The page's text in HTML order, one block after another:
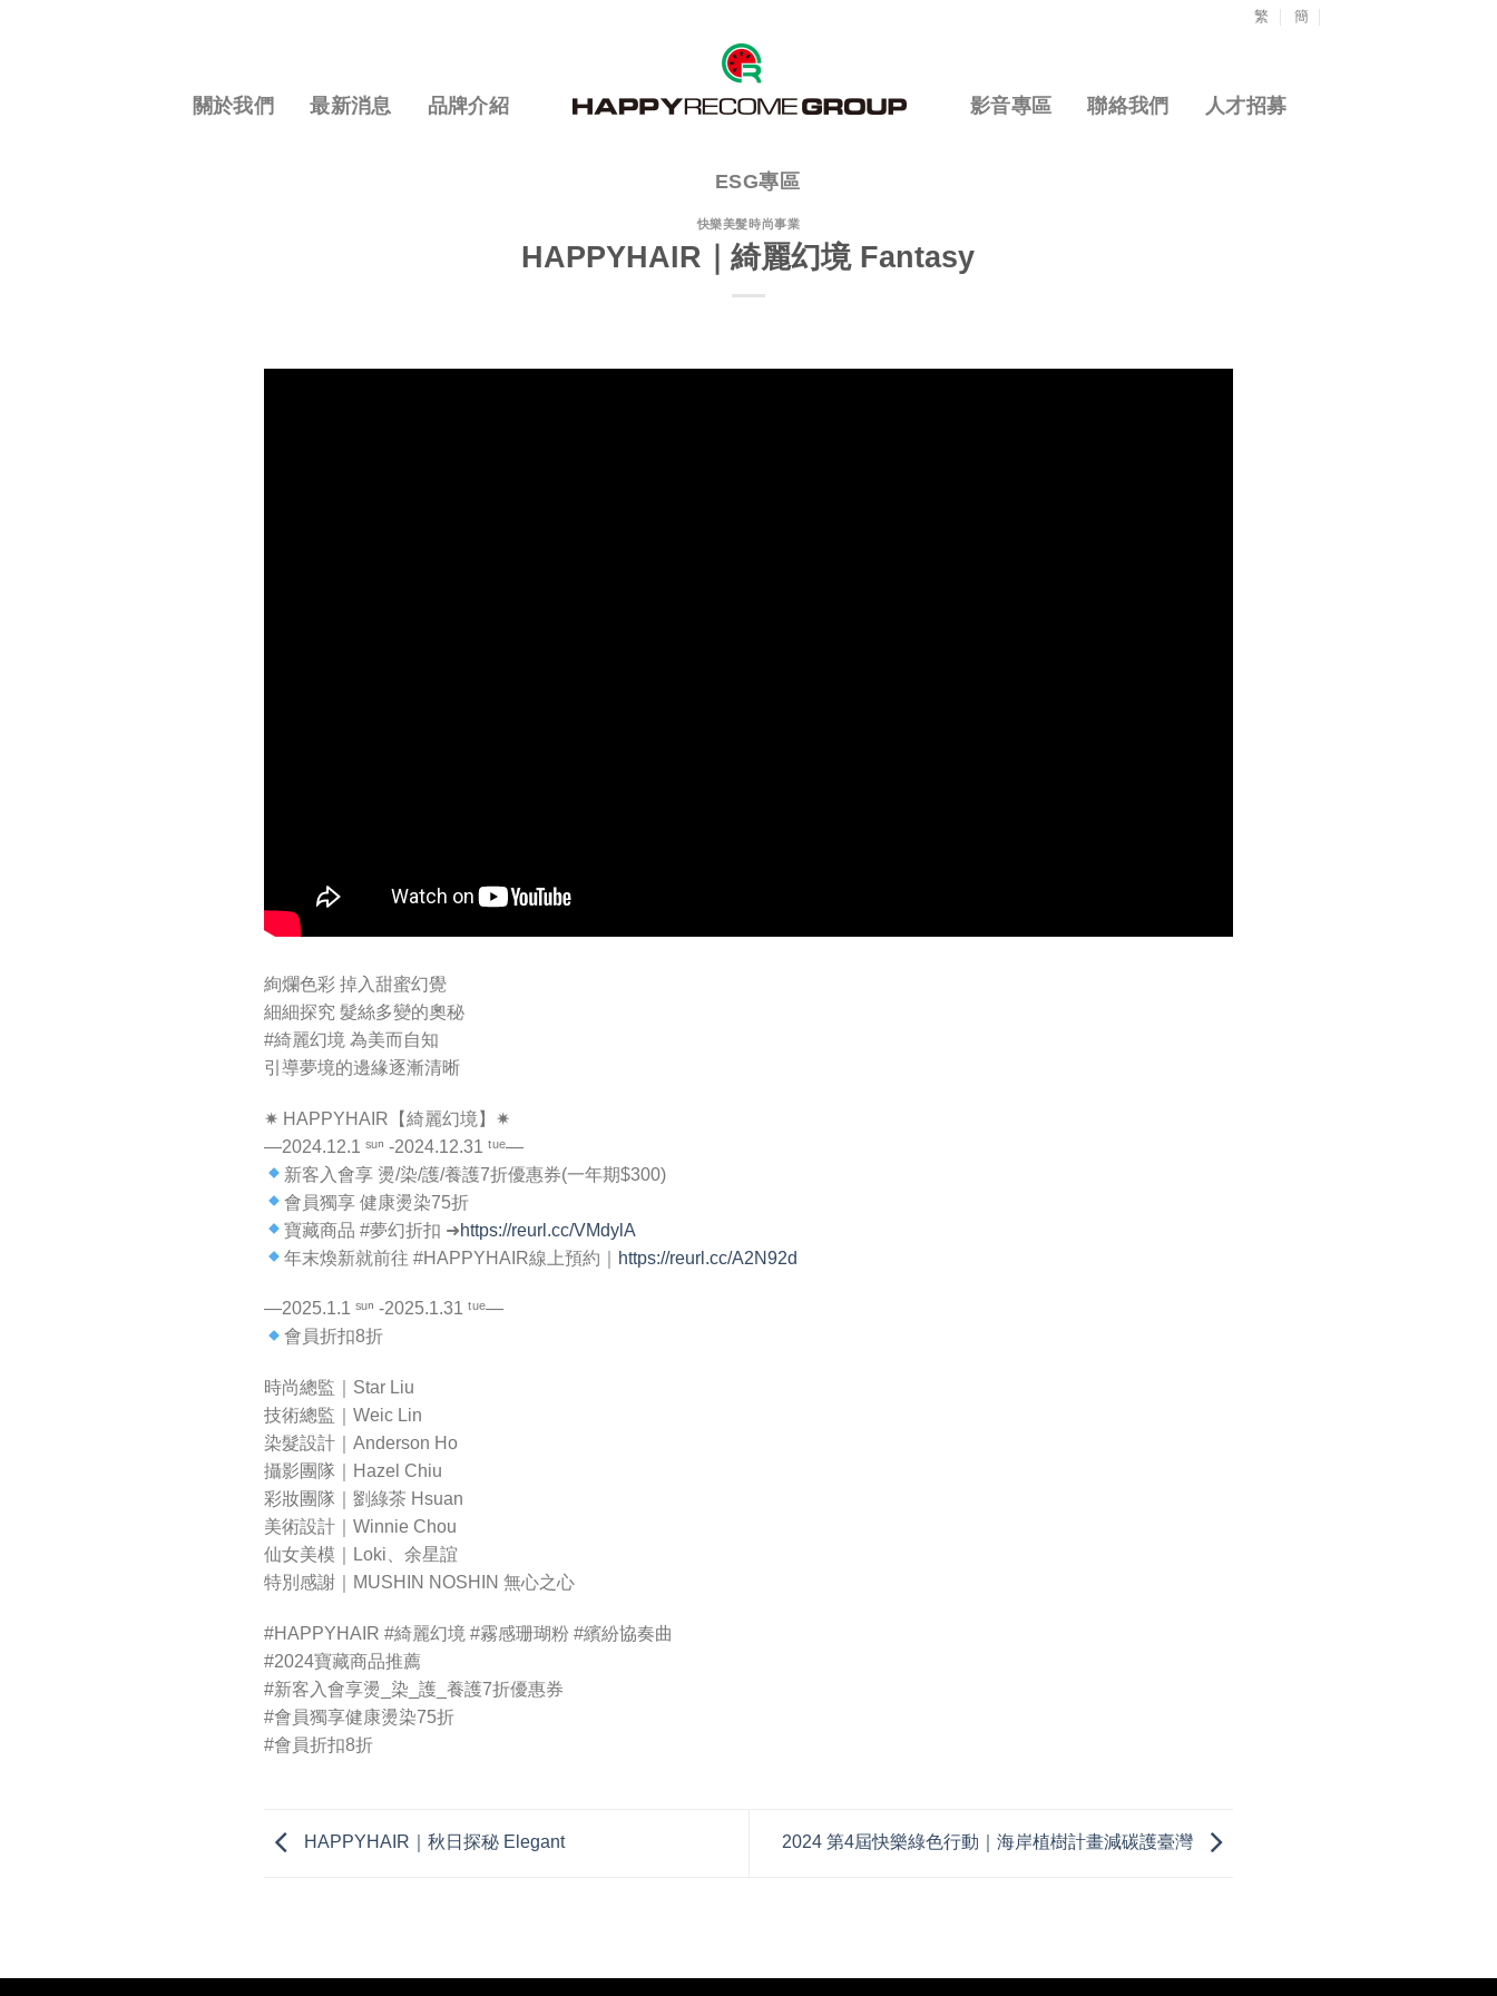
繁 簡
關於我們 最新消息 品牌介紹 影音專區 聯絡我們 人才招募
ESG專區
快樂美髮時尚事業
HAPPYHAIR｜綺麗幻境 Fantasy
絢爛色彩 掉入甜蜜幻覺
細細探究 髮絲多變的奧秘
#綺麗幻境 為美而自知
引導夢境的邊緣逐漸清晰
✷ HAPPYHAIR【綺麗幻境】✷
—2024.12.1 ˢᵘⁿ -2024.12.31 ᵗᵘᵉ—
新客入會享 燙/染/護/養護7折優惠券(一年期$300)
會員獨享 健康燙染75折
寶藏商品 #夢幻折扣 ➜https://reurl.cc/VMdylA
年末煥新就前往 #HAPPYHAIR線上預約｜
https://reurl.cc/A2N92d
—2025.1.1 ˢᵘⁿ -2025.1.31 ᵗᵘᵉ—
會員折扣8折
時尚總監｜Star Liu
技術總監｜Weic Lin
染髮設計｜Anderson Ho
攝影團隊｜Hazel Chiu
彩妝團隊｜劉綠茶 Hsuan
美術設計｜Winnie Chou
仙女美模｜Loki、余星誼
特別感謝｜MUSHIN NOSHIN 無心之心
#HAPPYHAIR #綺麗幻境 #霧感珊瑚粉 #繽紛協奏曲
#2024寶藏商品推薦
#新客入會享燙_染_護_養護7折優惠券
#會員獨享健康燙染75折
#會員折扣8折
HAPPYHAIR｜秋日探秘 Elegant 2024 第4屆快樂綠色行動｜海岸植樹計畫減碳護臺灣